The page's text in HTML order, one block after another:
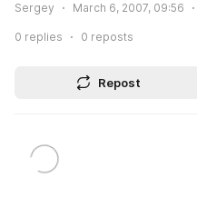
Sergey March 6, 2007, 09:56
0 replies 0 reposts
Repost